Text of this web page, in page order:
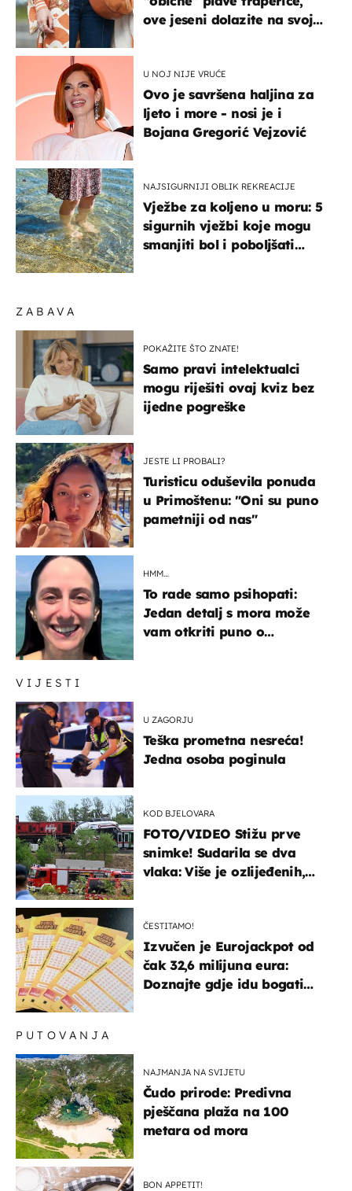
VIJESTI
U ZAGORJU
Teška prometna nesreća!
Jedna osoba poginula
KOD BJELOVARA
FOTO/VIDEO Stižu prve
snimke! Sudarila se dva
vlaka: Više je ozlijeđenih,
ČESTITAMO!
Izvučen je Eurojackpot od
čak 32,6 milijuna eura:
Doznajte gdje idu bogati
ZABAVA
POKAŽITE ŠTO ZNATE!
Samo pravi intelektualci
mogu riješiti ovaj kviz bez
ijedne pogreške
JESTE LI PROBALI?
Turisticu oduševila ponuda
u Primoštenu: "Oni su puno
pametniji od nas"
HMM…
To rade samo psihopati:
Jedan detalj s mora može
vam otkriti puno o
PUTOVANJA
NAJMANJA NA SVIJETU
Čudo prirode: Predivna
pješčana plaža na 100
metara od mora
BON APPETIT!
ove jeseni dolazite na svoje
U NOJ NIJE VRUĆE
Ovo je savršena haljina za
ljeto i more - nosi je i
Bojana Gregorić Vejzović
NAJSIGURNIJI OBLIK REKREACIJE
Vježbe za koljeno u moru: 5
sigurnih vježbi koje mogu
smanjiti bol i poboljšati